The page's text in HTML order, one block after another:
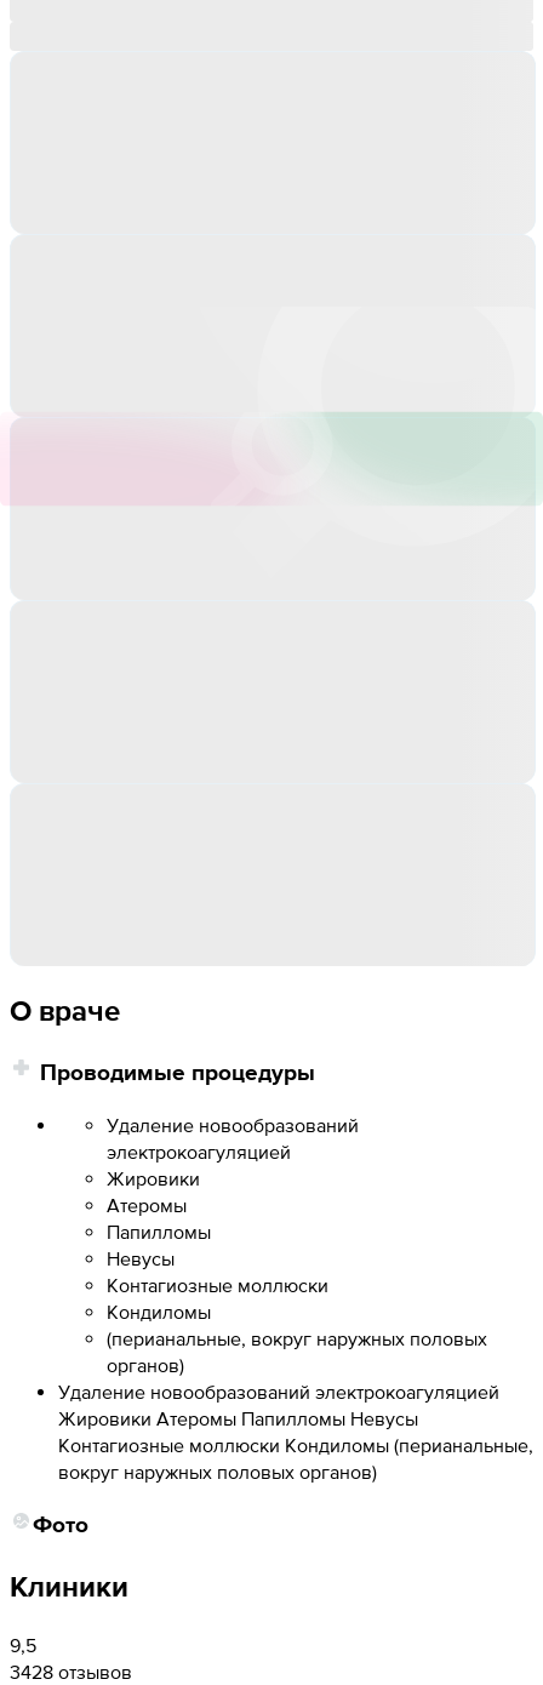
О враче
Проводимые процедуры
Удаление новообразований
электрокоагуляцией
Жировики
Атеромы
Папилломы
Невусы
Контагиозные моллюски
Кондиломы
(перианальные, вокруг наружных половых
органов)
Удаление новообразований электрокоагуляцией
Жировики Атеромы Папилломы Невусы
Контагиозные моллюски Кондиломы (перианальные,
вокруг наружных половых органов)
Фото
Клиники
9,5
3428 отзывов